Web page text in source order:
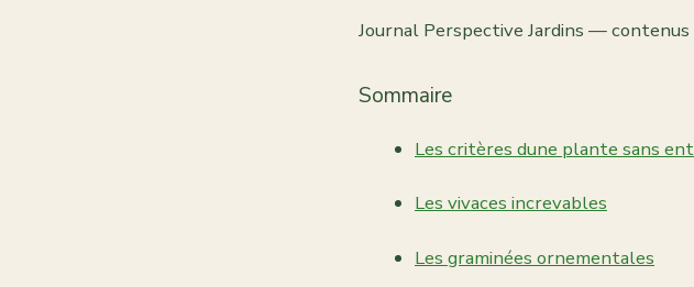
Journal Perspective Jardins —
Sommaire
Les critères dune plante sans
Les vivaces increvables
Les graminées ornementales